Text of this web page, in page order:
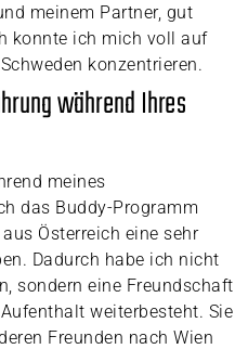
meinem Partner, gut
konnte ich mich voll auf
konzentrieren.
während Ihres
meines
das Buddy-Programm
Österreich eine sehr
Dadurch habe ich nicht
sondern eine Freundschaft
weiterbesteht. Sie
Freunden nach Wien